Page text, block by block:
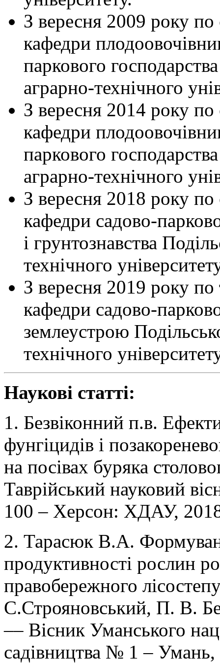
З вересня 2009 року
кафедри
паркового
аграрно-технічного
З вересня 2014 року
кафедри
паркового
аграрно-технічного
З вересня 2018 року
кафедри садово-
і грунтознавства
технічного
З вересня 2019 року
кафедри садово-
землеустрою
технічного
Наукові статті:
1. Безвіконний п.в.
фунгіцидів і
на посівах буряка
Таврійський науковий
100 – Херсон: ХДАУ,
2. Тарасюк В.А.
продуктивності рослин
правобережного
С.Строяновський, П. В.
–– Вісник Уманського
садівництва № 1 –